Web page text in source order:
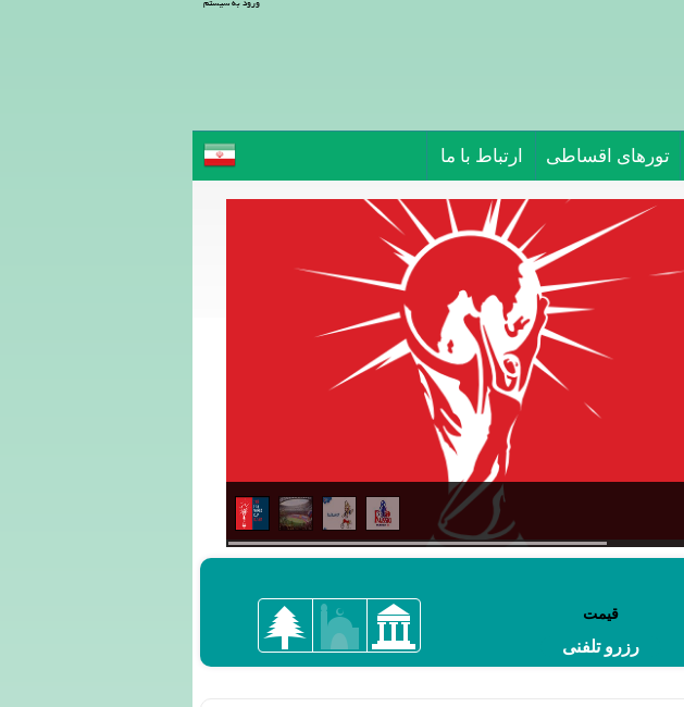
ورود به سیستم
تورهای اقساطی ارتباط با ما
قیمت
رزرو تلفنی